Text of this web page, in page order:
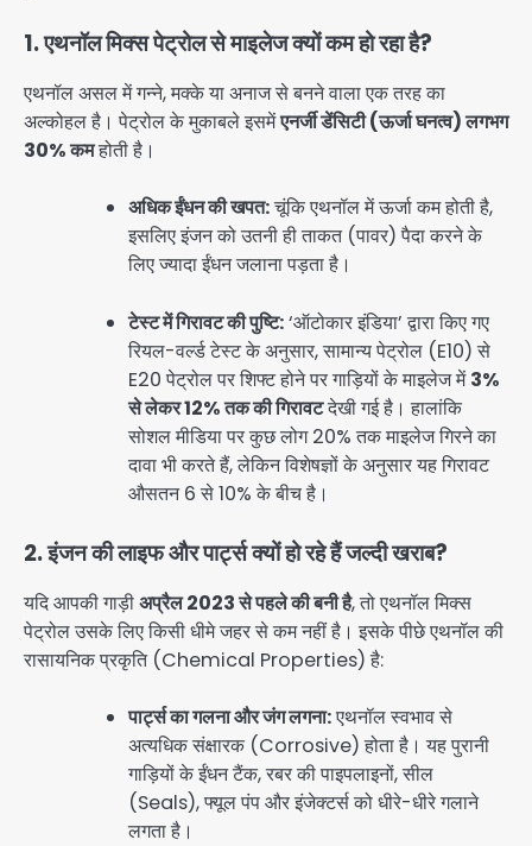
1. एथनॉल मिक्स पेट्रोल से माइलेज क्यों कम हो रहा है?
एथनॉल असल में गन्ने, मक्के या अनाज से बनने वाला एक तरह का
अल्कोहल है। पेट्रोल के मुकाबले इसमेंएनर्जी डेंसिटी (ऊर्जा घनत्व) लगभग
30% कमहोती है।
अधिक ईंधन की खपत:चूंकि एथनॉल में ऊर्जा कम होती है,
इसलिए इंजन को उतनी ही ताकत (पावर) पैदा करने के
लिए ज्यादा ईंधन जलाना पड़ता है।
टेस्ट में गिरावट की पुष्टि:‘ऑटोकार इंडिया’ द्वारा किए गए
रियल-वर्ल्ड टेस्ट के अनुसार, सामान्य पेट्रोल (E10) से
E20 पेट्रोल पर शिफ्ट होने पर गाड़ियों के माइलेज में3%
से लेकर 12% तक की गिरावटदेखी गई है। हालांकि
सोशल मीडिया पर कुछ लोग 20% तक माइलेज गिरने का
दावा भी करते हैं, लेकिन विशेषज्ञों के अनुसार यह गिरावट
औसतन 6 से 10% के बीच है।
2. इंजन की लाइफ और पार्ट्स क्यों हो रहे हैं जल्दी खराब?
यदि आपकी गाड़ीअप्रैल 2023 से पहले की बनी है, तो एथनॉल मिक्स
पेट्रोल उसके लिए किसी धीमे जहर से कम नहीं है। इसके पीछे एथनॉल की
रासायनिक प्रकृति (Chemical Properties) है:
पार्ट्स का गलना और जंग लगना:एथनॉल स्वभाव से
अत्यधिक संक्षारक (Corrosive) होता है। यह पुरानी
गाड़ियों के ईंधन टैंक, रबर की पाइपलाइनों, सील
(Seals), फ्यूल पंप और इंजेक्टर्स को धीरे-धीरे गलाने
लगता है।